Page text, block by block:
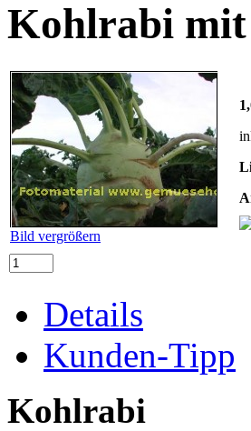
Kohlrabi
Bild vergrößern
Details
Kunden-Tipp
Kohlrabi